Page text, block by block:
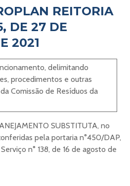
REITORIA
DE 27 DE
2021
delimitando
procedimentos e outras
Comissão de Resíduos da
SUBSTITUTA, no
pela portaria n°450/DAP,
n° 138, de 16 de agosto de